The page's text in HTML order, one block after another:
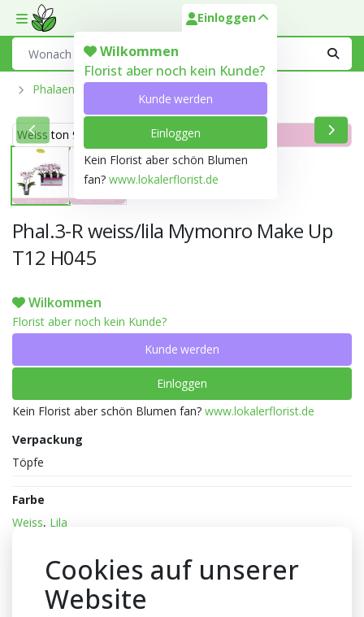
Toggle mobile menu
Einloggen
Wilkommen
Florist aber noch kein Kunde?
Kunde werden
Einloggen
Kein Florist aber schön Blumen
fan? www.lokalerflorist.de
Phalaenopsis Aus Der Optiflor-Gärtnerei
Weiss ton 999D Lila ton 75C
Phal.3-R weiss/lila Mymonro Make Up
T12 H045
Wilkommen
Florist aber noch kein Kunde?
Kunde werden
Einloggen
Kein Florist aber schön Blumen fan? www.lokalerflorist.de
Verpackung
Töpfe
Farbe
Weiss, Lila
Topfhöhe
Cookies auf unserer
Website